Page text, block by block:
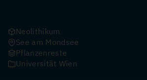
Neolithikum
See am Mondsee
Pflanzenreste
Universität Wien